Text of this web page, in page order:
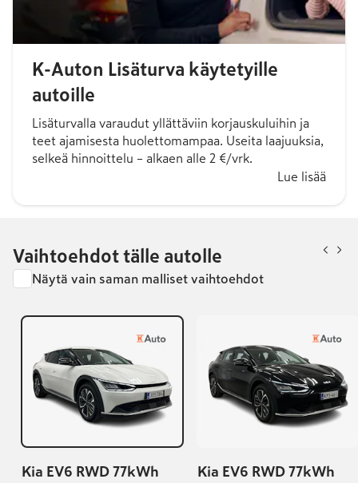
K-Auton Lisäturva käytetyille
autoille
Lisäturvalla varaudut yllättäviin korjauskuluihin ja
teet ajamisesta huolettomampaa. Useita laajuuksia,
selkeä hinnoittelu – alkaen alle 2 €/vrk.
Lue lisää
Vaihtoehdot tälle autolle
Näytä vain saman malliset vaihtoehdot
Kia EV6 RWD 77kWh
Kia EV6 RWD 77kWh